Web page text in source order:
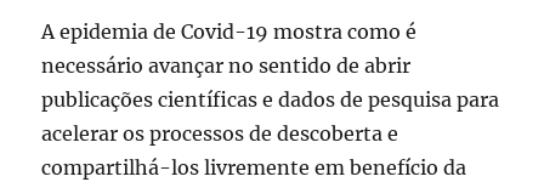
A epidemia de Covid-19 mostra como é
necessário avançar no sentido de abrir
publicações científicas e dados de pesquisa para
acelerar os processos de descoberta e
compartilhá-los livremente em benefício da